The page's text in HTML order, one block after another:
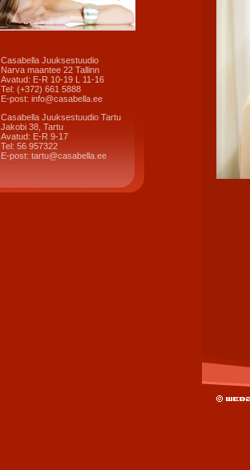
Casabella Juuksestuudio
Narva maantee 22 Tallinn
Avatud: E-R 10-19 L 11-16
Tel: (+372) 661 5888
E-post: info@casabella.ee
Casabella Juuksestuudio Tartu
Jakobi 38, Tartu
Avatud: E-R 9-17
Tel: 56 957322
E-post: tartu@casabella.ee